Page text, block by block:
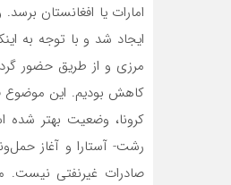
ایجاد شد و با توجه به
مرزی و از طریق حضور
کاهش بودیم. این موضوع
کرونا، وضعیت بهتر
رشت- آستارا و آغاز
صادرات غیرنفتی نیست.